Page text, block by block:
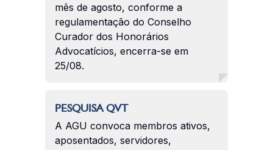
mês de agosto, conforme a
regulamentação do Conselho
Curador dos Honorários
Advocatícios, encerra-se em
25/08.
PESQUISA QVT
A AGU convoca membros ativos,
aposentados, servidores,